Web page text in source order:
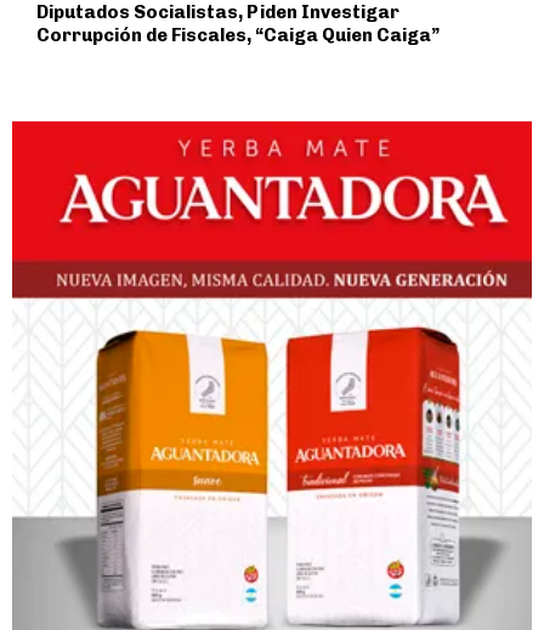
Diputados Socialistas, Piden Investigar
Corrupción de Fiscales, “Caiga Quien Caiga”